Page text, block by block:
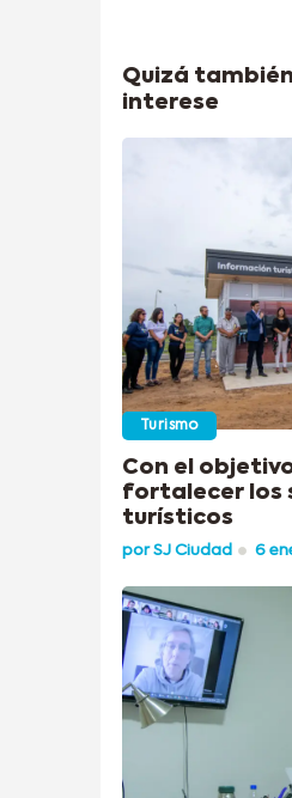
Quizá
interese
Turismo
Con el
fortalecer los
turísticos
porSJ Ciudad 6